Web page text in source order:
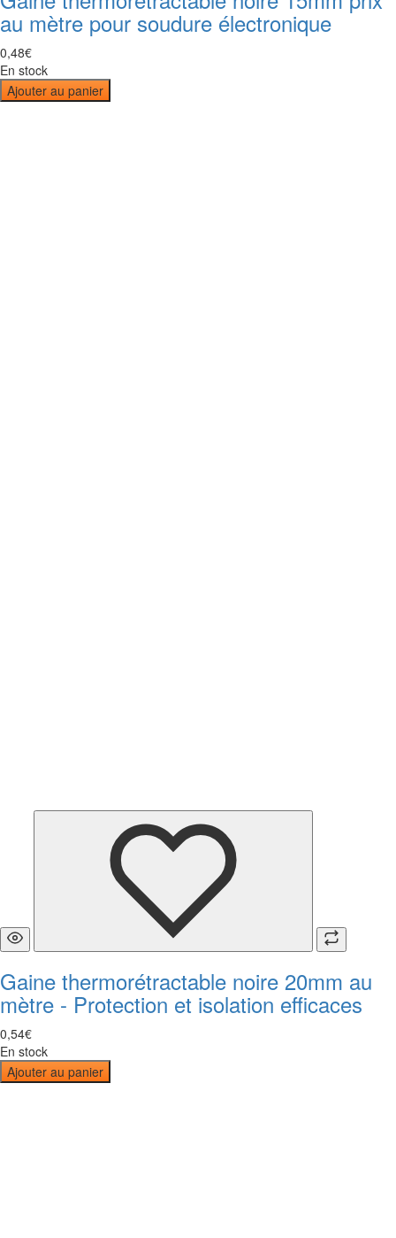
au mètre pour soudure électronique
0,48€
En stock
Ajouter au panier
Gaine thermorétractable noire 20mm au
mètre - Protection et isolation efficaces
0,54€
En stock
Ajouter au panier